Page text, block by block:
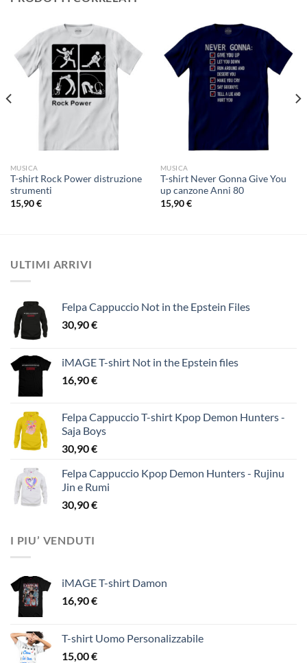
MUSICA
T-shirt Rock Power distruzione
strumenti
15,90€
MUSICA
T-shirt Never Gonna Give You
up canzone Anni 80
15,90€
ULTIMI ARRIVI
Felpa Cappuccio Not in the Epstein Files
30,90€
iMAGE T-shirt Not in the Epstein files
16,90€
Felpa Cappuccio T-shirt Kpop Demon Hunters -
Saja Boys
30,90€
Felpa Cappuccio Kpop Demon Hunters - Rujinu
Jin e Rumi
30,90€
I PIU’ VENDUTI
iMAGE T-shirt Damon
16,90€
T-shirt Uomo Personalizzabile
15,00€